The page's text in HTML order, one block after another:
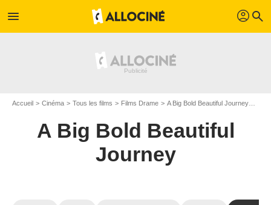
menu profil search
Accueil Cinéma Tous les films Films Drame A Big Bold Beautiful Journey
A Big Bold Beautiful
Journey